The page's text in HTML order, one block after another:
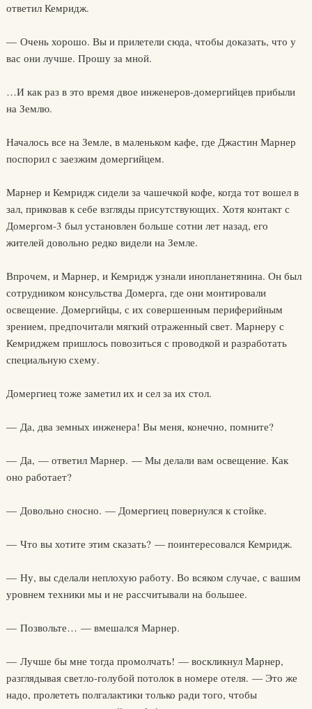
ответил Кемридж.
— Очень хорошо. Вы и прилетели сюда, чтобы доказать, что у
вас они лучше. Прошу за мной.
…И как раз в это время двое инженеров-домергийцев прибыли
на Землю.
Началось все на Земле, в маленьком кафе, где Джастин Марнер
поспорил с заезжим домергийцем.
Марнер и Кемридж сидели за чашечкой кофе, когда тот вошел в
зал, приковав к себе взгляды присутствующих. Хотя контакт с
Домергом-3 был установлен больше сотни лет назад, его
жителей довольно редко видели на Земле.
Впрочем, и Марнер, и Кемридж узнали инопланетянина. Он был
сотрудником консульства Домерга, где они монтировали
освещение. Домергийцы, с их совершенным периферийным
зрением, предпочитали мягкий отраженный свет. Марнеру с
Кемриджем пришлось повозиться с проводкой и разработать
специальную схему.
Домергиец тоже заметил их и сел за их стол.
— Да, два земных инженера! Вы меня, конечно, помните?
— Да, — ответил Марнер. — Мы делали вам освещение. Как
оно работает?
— Довольно сносно. — Домергиец повернулся к стойке.
— Что вы хотите этим сказать? — поинтересовался Кемридж.
— Ну, вы сделали неплохую работу. Во всяком случае, с вашим
уровнем техники мы и не рассчитывали на большее.
— Позвольте… — вмешался Марнер.
— Лучше бы мне тогда промолчать! — воскликнул Марнер,
разглядывая светло-голубой потолок в номере отеля. — Это же
надо, пролететь полгалактики только ради того, чтобы